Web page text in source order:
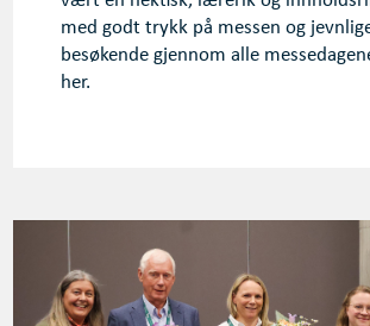
med godt trykk på messen og
besøkende gjennom alle
her.